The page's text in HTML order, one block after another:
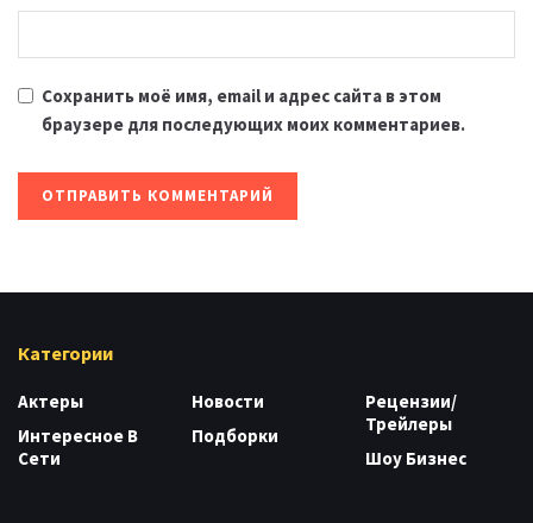
Сохранить моё имя, email и адрес сайта в этом
браузере для последующих моих комментариев.
Категории
Актеры
Интересное В
Сети
Новости
Подборки
Рецензии/
Трейлеры
Шоу Бизнес